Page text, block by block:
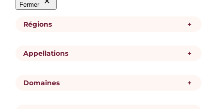
Fermer
Régions +
Appellations +
Domaines +